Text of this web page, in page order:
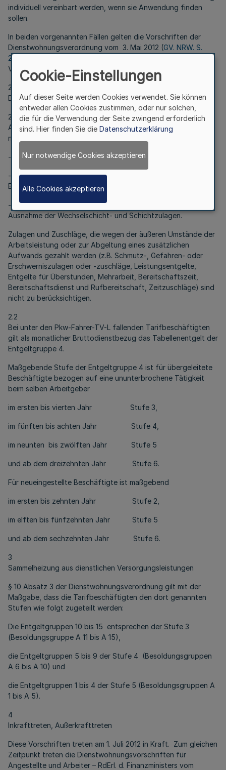
individuell vereinbart werden, wenn sie Anwendung finden
sollen.
In beiden vorgenannten Fällen gelten die Vorschriften der
Dienstwohnungsverordnung vom 3. Mai 2012 (GV. NRW. S.
201
Vorschriften nichts Abweichendes ergibt.
2
Dienstwohnungsvergütung
2.1
Als monatlicher Bruttodienstbezug gilt bei Tarifbeschäftigten
nach dem TV-L sowie dem TV-L-Forst:
- das Tabellenentgelt,
- die als Besitzstandszulage fortgezahlten kinderbezogenen
Entgeltbestandteile und
- die in Monatsbeträgen festgelegten tariflichen Zulagen mit
Ausnahme der Wechselschicht- und Schichtzulagen.
Zulagen und Zuschläge, die wegen der äußeren Umstände der
Arbeitsleistung oder zur Abgeltung eines zusätzlichen
Aufwands gezahlt werden (z.B. Schmutz-, Gefahren- oder
Erschwerniszulagen oder -zuschläge, Leistungsentgelte,
Entgelte für Überstunden, Mehrarbeit, Bereitschaftszeit,
Bereitschaftsdienst und Rufbereitschaft, Zeitzuschläge) sind
nicht zu berücksichtigen.
2.2
Bei unter den Pkw-Fahrer-TV-L fallenden Tarifbeschäftigten
gilt als monatlicher Bruttodienstbezug das Tabellenentgelt der
Entgeltgruppe 4.
Maßgebende Stufe der Entgeltgruppe 4 ist für übergeleitete
Beschäftigte bezogen auf eine ununterbrochene Tätigkeit
beim selben Arbeitgeber
im ersten bis vierten Jahr Stufe 3,
im fünften bis achten Jahr Stufe 4,
im neunten bis zwölften Jahr Stufe 5
und ab dem dreizehnten Jahr Stufe 6.
Für neueingestellte Beschäftigte ist maßgebend
im ersten bis zehnten Jahr Stufe 2,
im elften bis fünfzehnten Jahr Stufe 5
und ab dem sechzehnten Jahr Stufe 6.
3
Sammelheizung aus dienstlichen Versorgungsleistungen
§ 10 Absatz 3 der Dienstwohnungsverordnung gilt mit der
Maßgabe, dass die Tarifbeschäftigten den dort genannten
Stufen wie folgt zugeteilt werden:
Die Entgeltgruppen 10 bis 15 entsprechen der Stufe 3
(Besoldungsgruppe A 11 bis A 15),
die Entgeltgruppen 5 bis 9 der Stufe 4 (Besoldungsgruppen
A 6 bis A 10) und
die Entgeltgruppen 1 bis 4 der Stufe 5 (Besoldungsgruppen A
1 bis A 5).
4
Inkrafttreten, Außerkrafttreten
Diese Vorschriften treten am 1. Juli 2012 in Kraft. Zum gleichen
Zeitpunkt treten die Dienstwohnungsvorschriften für
Angestellte und Arbeiter – RdErl. d. Finanzministers vom
Cookie-Einstellungen
Auf dieser Seite werden Cookies verwendet. Sie können
entweder allen Cookies zustimmen, oder nur solchen,
die für die Verwendung der Seite zwingend erforderlich
sind. Hier finden Sie die Datenschutzerklärung
Nur notwendige Cookies akzeptieren
Alle Cookies akzeptieren